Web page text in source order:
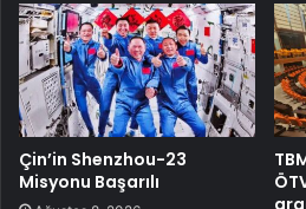
Çin’in Shenzhou-23
Misyonu Başarılı